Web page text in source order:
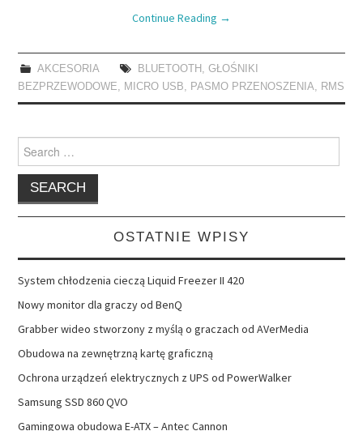
Continue Reading →
AKCESORIA BLUETOOTH , GŁOŚNIKI
BEZPRZEWODOWE, MICRO USB, PASMO PRZENOSZENIA, RMS
Search
for:
OSTATNIE WPISY
System chłodzenia cieczą Liquid Freezer II 420
Nowy monitor dla graczy od BenQ
Grabber wideo stworzony z myślą o graczach od AVerMedia
Obudowa na zewnętrzną kartę graficzną
Ochrona urządzeń elektrycznych z UPS od PowerWalker
Samsung SSD 860 QVO
Gamingowa obudowa E-ATX – Antec Cannon